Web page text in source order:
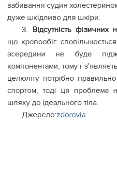
забивання судин
дуже шкідливо для шкіри.
3. Відсутність фізичних
що кровообіг
зсередини не буде
компонентами, тому і
целюліту потрібно
спортом, тоді ця проблема
шляху до ідеального тіла.
Джерело:zdorovia